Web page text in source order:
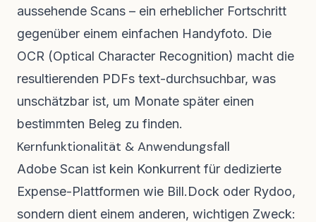
aussehende Scans – ein erheblicher Fortschritt
gegenüber einem einfachen Handyfoto. Die
OCR (Optical Character Recognition) macht die
resultierenden PDFs text-durchsuchbar, was
unschätzbar ist, um Monate später einen
bestimmten Beleg zu finden.
Kernfunktionalität & Anwendungsfall
Adobe Scan ist kein Konkurrent für dedizierte
Expense-Plattformen wie Bill.Dock oder Rydoo,
sondern dient einem anderen, wichtigen Zweck: